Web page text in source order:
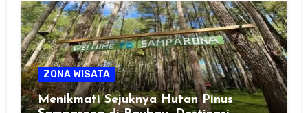
ZONA WISATA
Menikmati Sejuknya Hutan Pinus